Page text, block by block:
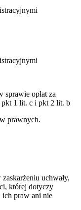
opłat za
pkt 1 lit. c i pkt 2 lit. b
prawnych.
uchwały,
której dotyczy
ich praw ani nie